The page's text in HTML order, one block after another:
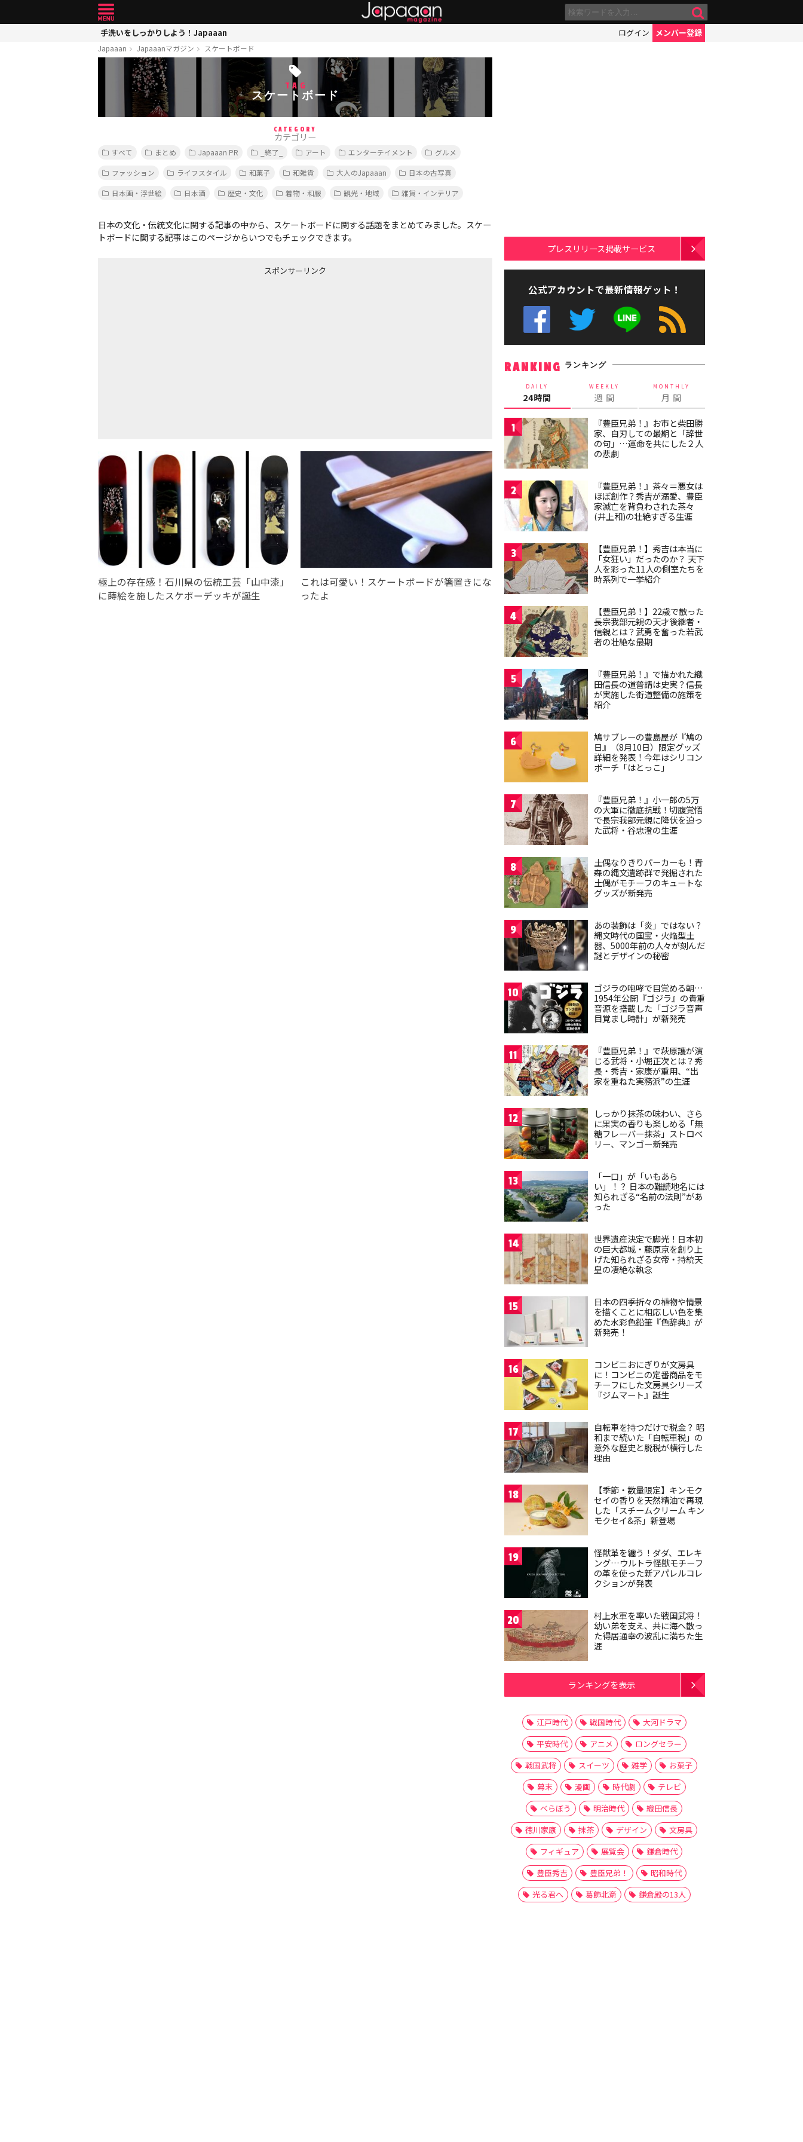
手洗いをしっかりしよう！Japaaan ログイン メンバー登録
Japaaan Japaaanマガジン スケートボード
TAG
スケートボード
CATEGORY
カテゴリー
すべて まとめ Japaaan PR _終了_ アート エンターテイメント
グルメ
ファッション
ライフスタイル 和菓子 和雑貨 大人のJapaaan
日本の古写真
日本画・浮世絵
日本酒 歴史・文化 着物・和服 観光・地域 雑貨・インテリア
日本の文化・伝統文化に関する記事の中から、スケートボードに関する話題をまとめてみました。スケー
トボードに関する記事はこのページからいつでもチェックできます。
スポンサーリンク
極上の存在感！石川県の伝統工芸「山中漆」
に蒔絵を施したスケボーデッキが誕生
これは可愛い！スケートボードが箸置きにな
ったよ
プレスリリース掲載サービス
公式アカウントで最新情報ゲット！
RANKING ランキング
DAILY
24時間
WEEKLY
週 間
MONTHLY
月 間
1
『豊臣兄弟！』お市と柴田勝
家、自刃しての最期と「辞世
の句」…運命を共にした２人
の悲劇
2
『豊臣兄弟！』茶々＝悪女は
ほぼ創作？秀吉が溺愛、豊臣
家滅亡を背負わされた茶々
(井上和)の壮絶すぎる生涯
3
【豊臣兄弟！】秀吉は本当に
「女狂い」だったのか？ 天下
人を彩った11人の側室たちを
時系列で一挙紹介
4
【豊臣兄弟！】22歳で散った
長宗我部元親の天才後継者・
信親とは？武勇を奮った若武
者の壮絶な最期
5
『豊臣兄弟！』で描かれた織
田信長の道普請は史実？信長
が実施した街道整備の施策を
紹介
6
鳩サブレーの豊島屋が『鳩の
日』（8月10日）限定グッズ
詳細を発表！今年はシリコン
ポーチ「はとっこ」
7
『豊臣兄弟！』小一郎の5万
の大軍に徹底抗戦！切腹覚悟
で長宗我部元親に降伏を迫っ
た武将・谷忠澄の生涯
8
土偶なりきりパーカーも！青
森の縄文遺跡群で発掘された
土偶がモチーフのキュートな
グッズが新発売
9
あの装飾は「炎」ではない？
縄文時代の国宝・火焔型土
器、5000年前の人々が刻んだ
謎とデザインの秘密
10
ゴジラの咆哮で目覚める朝…
1954年公開『ゴジラ』の貴重
音源を搭載した「ゴジラ音声
目覚まし時計」が新発売
11
『豊臣兄弟！』で萩原護が演
じる武将・小堀正次とは？秀
長・秀吉・家康が重用、“出
家を重ねた実務派”の生涯
12
しっかり抹茶の味わい、さら
に果実の香りも楽しめる「無
糖フレーバー抹茶」ストロベ
リー、マンゴー新発売
13
「一口」が「いもあら
い」！？ 日本の難読地名には
知られざる“名前の法則”があ
った
14
世界遺産決定で脚光！日本初
の巨大都城・藤原京を創り上
げた知られざる女帝・持統天
皇の凄絶な執念
15
日本の四季折々の植物や情景
を描くことに相応しい色を集
めた水彩色鉛筆『色辞典』が
新発売！
16
コンビニおにぎりが文房具
に！コンビニの定番商品をモ
チーフにした文房具シリーズ
『ジムマート』誕生
17
自転車を持つだけで税金？ 昭
和まで続いた「自転車税」の
意外な歴史と脱税が横行した
理由
18
【季節・数量限定】キンモク
セイの香りを天然精油で再現
した「スチームクリーム キン
モクセイ&茶」新登場
19
怪獣革を纏う！ダダ、エレキ
ング…ウルトラ怪獣モチーフ
の革を使った新アパレルコレ
クションが発表
20
村上水軍を率いた戦国武将！
幼い弟を支え、共に海へ散っ
た得居通幸の波乱に満ちた生
涯
ランキングを表示
江戸時代 戦国時代
大河ドラマ
平安時代
アニメ
ロングセラー
戦国武将
スイーツ 雑学
お菓子
幕末
漫画 時代劇
テレビ
べらぼう
明治時代
織田信長
徳川家康
抹茶 デザイン
文房具
フィギュア
展覧会
鎌倉時代
豊臣秀吉
豊臣兄弟！
昭和時代
光る君へ
葛飾北斎 鎌倉殿の13人